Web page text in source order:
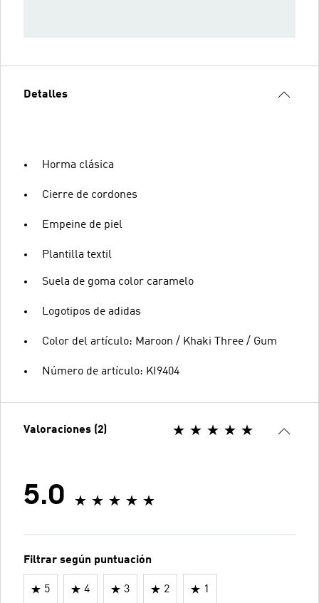
Detalles
Horma clásica
Cierre de cordones
Empeine de piel
Plantilla textil
Suela de goma color caramelo
Logotipos de adidas
Color del artículo: Maroon / Khaki Three / Gum
Número de artículo: KI9404
Valoraciones (2)
5.0
Filtrar según puntuación
5 4 3 2 1